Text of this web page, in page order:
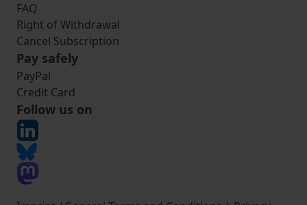
FAQ
Right of Withdrawal
Cancel Subscription
Pay safely
PayPal
Credit Card
Follow us on